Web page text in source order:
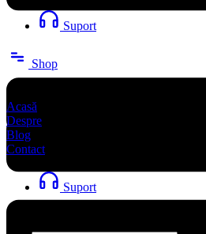
Suport
Shop
Acasă
Despre
Blog
Contact
Suport